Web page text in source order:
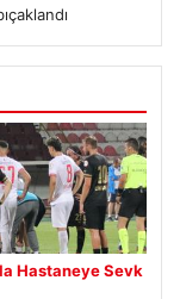
Hastaneye Sevk